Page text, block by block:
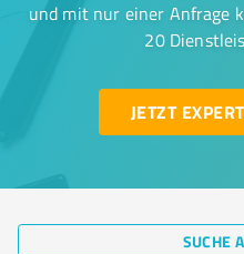
und mit nur einer Anfrage
20
JETZT
SUCHE